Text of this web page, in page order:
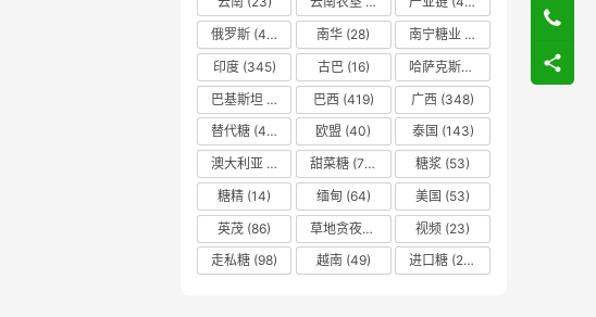
俄罗斯 (43) 南华 (28) 南宁糖业
印度(345) 古巴(16) 哈萨克斯坦
巴基斯坦
巴西(419) 广西 (348)
替代糖 (48) 欧盟 (40) 泰国 (143)
澳大利亚
甜菜糖 (70) 糖浆 (53)
糖精 (14) 缅甸 (64) 美国 (53)
英茂 (86) 草地贪夜蛾 视频 (23)
走私糖 (98) 越南(49) 进口糖 (236)